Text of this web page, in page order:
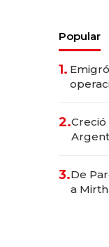
Popular
1.
2.
las
3.De
a